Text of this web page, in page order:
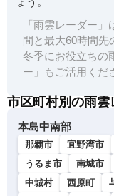
「雨雲レーダー
間と最大60時間先
冬季にお役立ちの
ー」もご活用くだ
市区町村別の雨雲
本島中南部
那覇市 宜野湾市
うるま市
南城市
中城村
西原町